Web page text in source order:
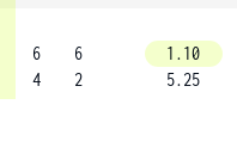
6
4
6
2
1.10
5.25